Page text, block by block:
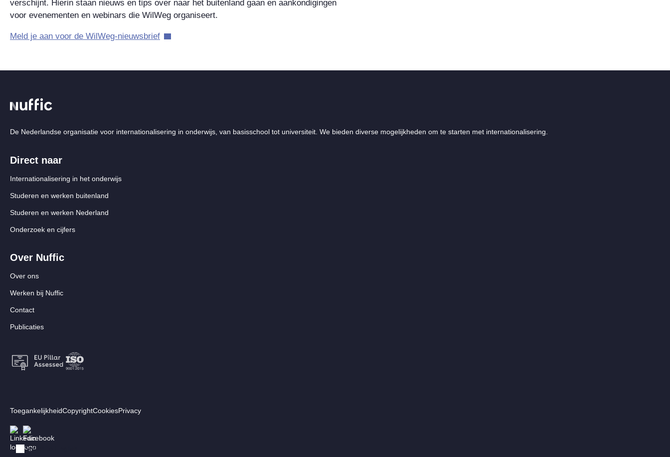
verschijnt. Hierin staan nieuws en tips over naar het buitenland gaan en aankondigingen
voor evenementen en webinars die WilWeg organiseert.
Meld je aan voor de WilWeg-nieuwsbrief
De Nederlandse organisatie voor internationalisering in onderwijs, van basisschool tot universiteit. We bieden diverse mogelijkheden om te starten met internationalisering.
Direct naar
Internationalisering in het onderwijs
Studeren en werken buitenland
Studeren en werken Nederland
Onderzoek en cijfers
Over Nuffic
Over ons
Werken bij Nuffic
Contact
Publicaties
Footer:
menu
ToegankelijkheidCopyrightCookiesPrivacy
Afbeelding
Afbeelding
Switch to English